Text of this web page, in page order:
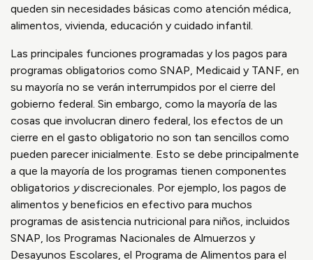
queden sin necesidades básicas como atención médica,
alimentos, vivienda, educación y cuidado infantil.
Las principales funciones programadas y los pagos para
programas obligatorios como SNAP, Medicaid y TANF, en
su mayoría no se verán interrumpidos por el cierre del
gobierno federal. Sin embargo, como la mayoría de las
cosas que involucran dinero federal, los efectos de un
cierre en el gasto obligatorio no son tan sencillos como
pueden parecer inicialmente. Esto se debe principalmente
a que la mayoría de los programas tienen componentes
obligatorios ydiscrecionales. Por ejemplo, los pagos de
alimentos y beneficios en efectivo para muchos
programas de asistencia nutricional para niños, incluidos
SNAP, los Programas Nacionales de Almuerzos y
Desayunos Escolares, el Programa de Alimentos para el